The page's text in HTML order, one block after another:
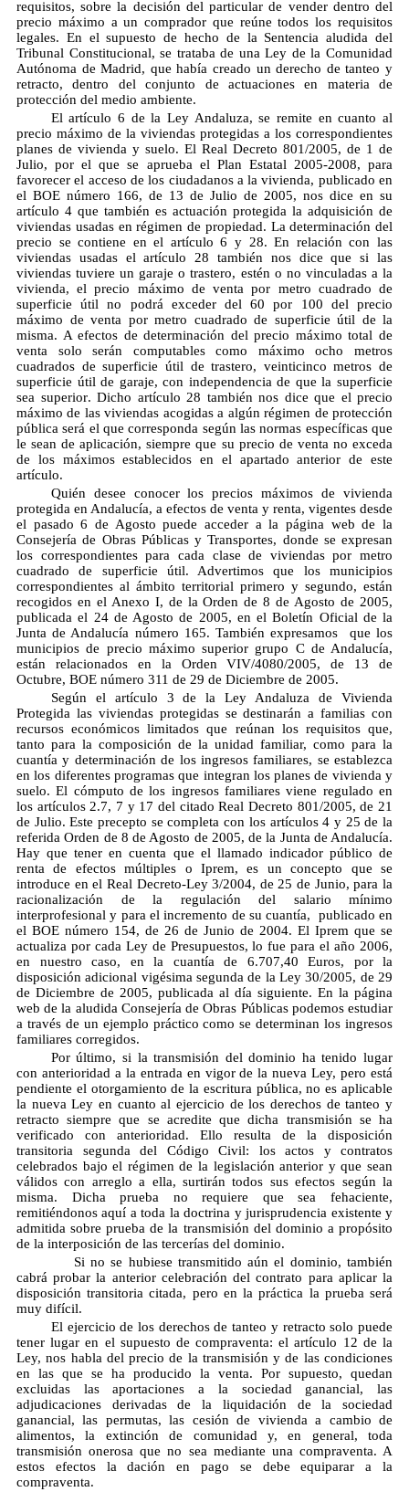
requisitos, sobre la decisión del particular de vender dentro del
precio máximo a un comprador que reúne todos los requisitos
legales. En el supuesto de hecho de la Sentencia aludida del
Tribunal Constitucional, se trataba de una Ley de la Comunidad
Autónoma de Madrid, que había creado un derecho de tanteo y
retracto, dentro del conjunto de actuaciones en materia de
protección del medio ambiente.
El artículo 6 de la Ley Andaluza, se remite en cuanto al
precio máximo de la viviendas protegidas a los correspondientes
planes de vivienda y suelo. El Real Decreto 801/2005, de 1 de
Julio, por el que se aprueba el Plan Estatal 2005-2008, para
favorecer el acceso de los ciudadanos a la vivienda, publicado en
el BOE número 166, de 13 de Julio de 2005, nos dice en su
artículo 4 que también es actuación protegida la adquisición de
viviendas usadas en régimen de propiedad. La determinación del
precio se contiene en el artículo 6 y 28. En relación con las
viviendas usadas el artículo 28 también nos dice que si las
viviendas tuviere un garaje o trastero, estén o no vinculadas a la
vivienda, el precio máximo de venta por metro cuadrado de
superficie útil no podrá exceder del 60 por 100 del precio
máximo de venta por metro cuadrado de superficie útil de la
misma. A efectos de determinación del precio máximo total de
venta solo serán computables como máximo ocho metros
cuadrados de superficie útil de trastero, veinticinco metros de
superficie útil de garaje, con independencia de que la superficie
sea superior. Dicho artículo 28 también nos dice que el precio
máximo de las viviendas acogidas a algún régimen de protección
pública será el que corresponda según las normas específicas que
le sean de aplicación, siempre que su precio de venta no exceda
de los máximos establecidos en el apartado anterior de este
artículo.
Quién desee conocer los precios máximos de vivienda
protegida en Andalucía, a efectos de venta y renta, vigentes desde
el pasado 6 de Agosto puede acceder a la página web de la
Consejería de Obras Públicas y Transportes, donde se expresan
los correspondientes para cada clase de viviendas por metro
cuadrado de superficie útil. Advertimos que los municipios
correspondientes al ámbito territorial primero y segundo, están
recogidos en el Anexo I, de la Orden de 8 de Agosto de 2005,
publicada el 24 de Agosto de 2005, en el Boletín Oficial de la
Junta de Andalucía número 165. También expresamos que los
municipios de precio máximo superior grupo C de Andalucía,
están relacionados en la Orden VIV/4080/2005, de 13 de
Octubre, BOE número 311 de 29 de Diciembre de 2005.
Según el artículo 3 de la Ley Andaluza de Vivienda
Protegida las viviendas protegidas se destinarán a familias con
recursos económicos limitados que reúnan los requisitos que,
tanto para la composición de la unidad familiar, como para la
cuantía y determinación de los ingresos familiares, se establezca
en los diferentes programas que integran los planes de vivienda y
suelo. El cómputo de los ingresos familiares viene regulado en
los artículos 2.7, 7 y 17 del citado Real Decreto 801/2005, de 21
de Julio. Este precepto se completa con los artículos 4 y 25 de la
referida Orden de 8 de Agosto de 2005, de la Junta de Andalucía.
Hay que tener en cuenta que el llamado indicador público de
renta de efectos múltiples o Iprem, es un concepto que se
introduce en el Real Decreto-Ley 3/2004, de 25 de Junio, para la
racionalización de la regulación del salario mínimo
interprofesional y para el incremento de su cuantía, publicado en
el BOE número 154, de 26 de Junio de 2004. El Iprem que se
actualiza por cada Ley de Presupuestos, lo fue para el año 2006,
en nuestro caso, en la cuantía de 6.707,40 Euros, por la
disposición adicional vigésima segunda de la Ley 30/2005, de 29
de Diciembre de 2005, publicada al día siguiente. En la página
web de la aludida Consejería de Obras Públicas podemos estudiar
a través de un ejemplo práctico como se determinan los ingresos
familiares corregidos.
Por último, si la transmisión del dominio ha tenido lugar
con anterioridad a la entrada en vigor de la nueva Ley, pero está
pendiente el otorgamiento de la escritura pública, no es aplicable
la nueva Ley en cuanto al ejercicio de los derechos de tanteo y
retracto siempre que se acredite que dicha transmisión se ha
verificado con anterioridad. Ello resulta de la disposición
transitoria segunda del Código Civil: los actos y contratos
celebrados bajo el régimen de la legislación anterior y que sean
válidos con arreglo a ella, surtirán todos sus efectos según la
misma. Dicha prueba no requiere que sea fehaciente,
remitiéndonos aquí a toda la doctrina y jurisprudencia existente y
admitida sobre prueba de la transmisión del dominio a propósito
de la interposición de las tercerías del dominio.
Si no se hubiese transmitido aún el dominio, también
cabrá probar la anterior celebración del contrato para aplicar la
disposición transitoria citada, pero en la práctica la prueba será
muy difícil.
El ejercicio de los derechos de tanteo y retracto solo puede
tener lugar en el supuesto de compraventa: el artículo 12 de la
Ley, nos habla del precio de la transmisión y de las condiciones
en las que se ha producido la venta. Por supuesto, quedan
excluidas las aportaciones a la sociedad ganancial, las
adjudicaciones derivadas de la liquidación de la sociedad
ganancial, las permutas, las cesión de vivienda a cambio de
alimentos, la extinción de comunidad y, en general, toda
transmisión onerosa que no sea mediante una compraventa. A
estos efectos la dación en pago se debe equiparar a la
compraventa.